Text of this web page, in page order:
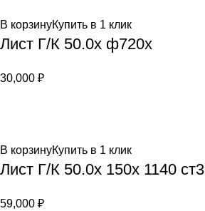
В корзинуКупить в 1 клик
Лист Г/К 50.0х ф720х
30,000 ₽
В корзинуКупить в 1 клик
Лист Г/К 50.0х 150х 1140 ст3
59,000 ₽